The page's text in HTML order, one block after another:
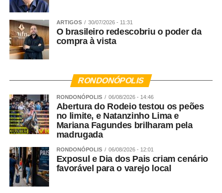
ARTIGOS 30/07/2026 - 11:31
O brasileiro redescobriu o poder da
compra à vista
RONDONÓPOLIS
RONDONÓPOLIS 06/08/2026 - 14:46
Abertura do Rodeio testou os peões
no limite, e Natanzinho Lima e
Mariana Fagundes brilharam pela
madrugada
RONDONÓPOLIS 06/08/2026 - 12:01
Exposul e Dia dos Pais criam cenário
favorável para o varejo local